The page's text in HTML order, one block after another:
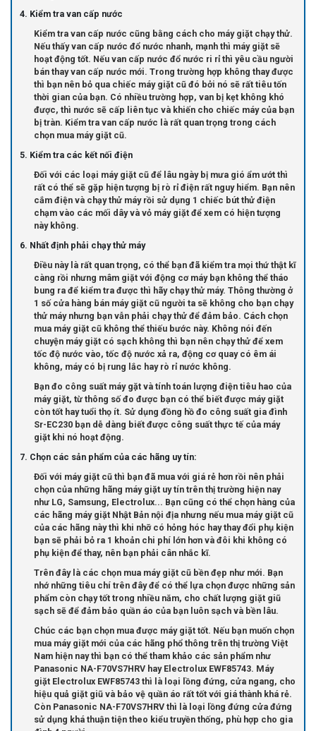
4. Kiểm tra van cấp nước
Kiểm tra van cấp nước cũng bằng cách cho máy giặt chạy thử.
Nếu thấy van cấp nước đổ nước nhanh, mạnh thì máy giặt sẽ
hoạt động tốt. Nếu van cấp nước đổ nước ri rỉ thì yêu cầu người
bán thay van cấp nước mới. Trong trường hợp không thay được
thì bạn nên bỏ qua chiếc máy giặt cũ đó bởi nó sẽ rất tiêu tốn
thời gian của bạn. Có nhiều trường hợp, van bị kẹt không khó
được, thì nước sẽ cấp liên tục và khiến cho chiếc máy của bạn
bị tràn. Kiểm tra van cấp nước là rất quan trọng trong cách
chọn mua máy giặt cũ.
5. Kiểm tra các kết nối điện
Đối với các loại máy giặt cũ để lâu ngày bị mưa gió ẩm ướt thì
rất có thể sẽ gặp hiện tượng bị rò rỉ điện rất nguy hiểm. Bạn nên
cắm điện và chạy thử máy rồi sử dụng 1 chiếc bút thử điện
chạm vào các mối dây và vỏ máy giặt để xem có hiện tượng
này không.
6. Nhất định phải chạy thử máy
Điều này là rất quan trọng, có thể bạn đã kiểm tra mọi thứ thật kĩ
càng rồi nhưng mâm giặt với động cơ máy bạn không thể tháo
bung ra để kiểm tra được thì hãy chạy thử máy. Thông thường ở
1 số cửa hàng bán máy giặt cũ người ta sẽ không cho bạn chạy
thử máy nhưng bạn vẫn phải chạy thử để đảm bảo. Cách chọn
mua máy giặt cũ không thể thiếu bước này. Không nói đến
chuyện máy giặt có sạch không thì bạn nên chạy thử để xem
tốc độ nước vào, tốc độ nước xả ra, động cơ quay có êm ái
không, máy có bị rung lắc hay rò rỉ nước không.
Bạn đo công suất máy gặt và tính toán lượng điện tiêu hao của
máy giặt, từ thông số đo được bạn có thể biết được máy giặt
còn tốt hay tuổi thọ ít. Sử dụng đồng hồ đo công suất gia đình
Sr-EC230 bạn dễ dàng biết được công suất thực tế của máy
giặt khi nó hoạt động.
7. Chọn các sản phẩm của các hãng uy tín:
Đối với máy giặt cũ thì bạn đã mua với giá rẻ hơn rồi nên phải
chọn của những hãng máy giặt uy tín trên thị trường hiện nay
như LG, Samsung, Electrolux... Bạn cũng có thể chọn hàng của
các hãng máy giặt Nhật Bản nội địa nhưng nếu mua máy giặt cũ
của các hãng này thì khi nhỡ có hỏng hóc hay thay đổi phụ kiện
bạn sẽ phải bỏ ra 1 khoản chi phí lớn hơn và đôi khi không có
phụ kiện để thay, nên bạn phải cân nhắc kĩ.
Trên đây là các chọn mua máy giặt cũ bền đẹp như mới. Bạn
nhớ những tiêu chí trên đây để có thể lựa chọn được những sản
phẩm còn chạy tốt trong nhiều năm, cho chất lượng giặt giũ
sạch sẽ để đảm bảo quần áo của bạn luôn sạch và bền lâu.
Chúc các bạn chọn mua được máy giặt tốt. Nếu bạn muốn chọn
mua máy giặt mới của các hãng phổ thông trên thị trường Việt
Nam hiện nay thì bạn có thể tham khảo các sản phẩm như
Panasonic NA-F70VS7HRV hay Electrolux EWF85743. Máy
giặt Electrolux EWF85743 thì là loại lồng đứng, cửa ngang, cho
hiệu quả giặt giũ và bảo vệ quần áo rất tốt với giá thành khá rẻ.
Còn Panasonic NA-F70VS7HRV thì là loại lồng đứng cửa đứng
sử dụng khá thuận tiện theo kiểu truyền thống, phù hợp cho gia